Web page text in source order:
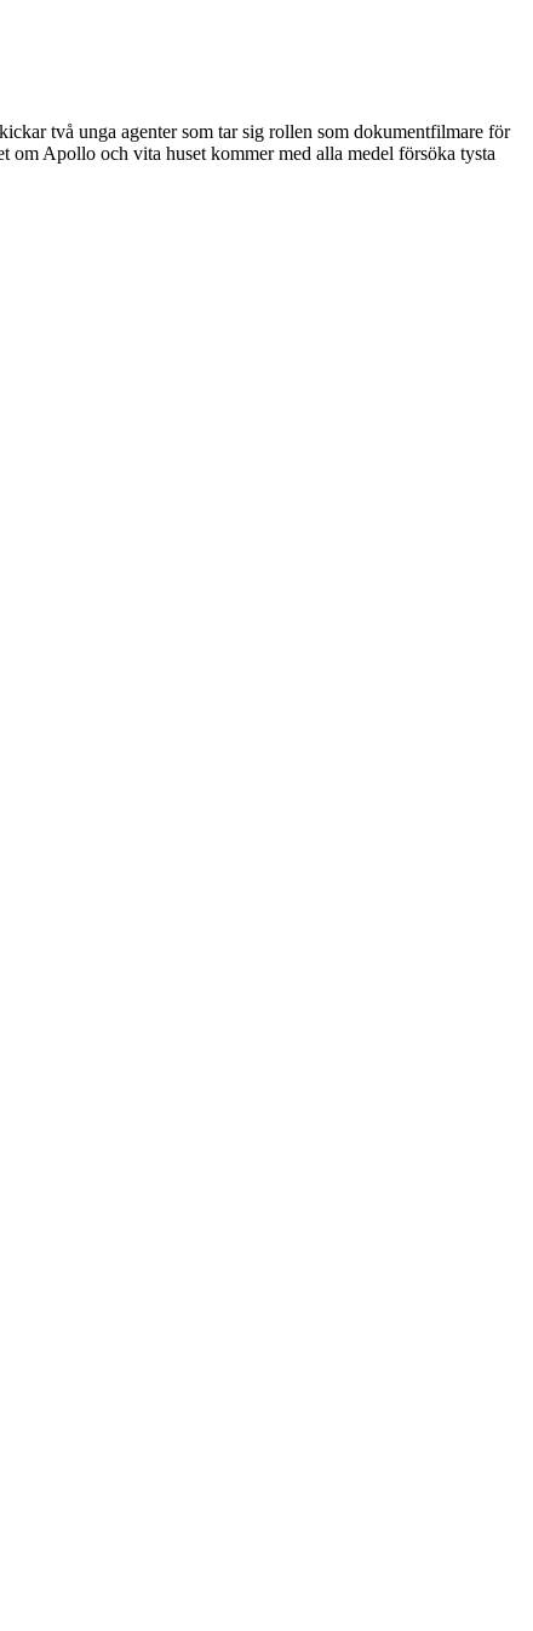
två unga agenter som tar sig rollen som dokumentfilmare för
om Apollo och vita huset kommer med alla medel försöka tysta